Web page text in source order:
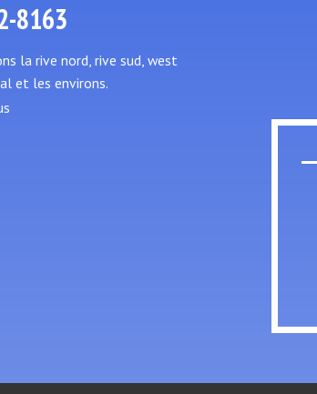
8163
la rive nord, rive sud, west
et les environs.